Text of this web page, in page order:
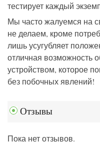
тестирует каждый
Мы часто жалуемся на
не делаем, кроме
лишь усугубляет
отличная возможность
устройством, которое
без побочных явлений!
Отзывы
Пока нет отзывов.